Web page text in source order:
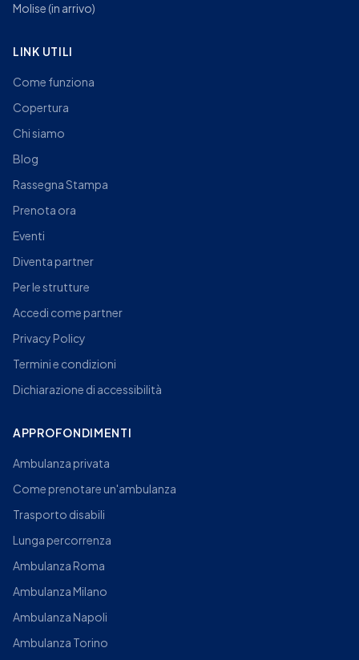
Molise(in arrivo)
LINK UTILI
Come funziona
Copertura
Chi siamo
Blog
Rassegna Stampa
Prenota ora
Eventi
Diventa partner
Per le strutture
Accedi come partner
Privacy Policy
Termini e condizioni
Dichiarazione di accessibilità
APPROFONDIMENTI
Ambulanza privata
Come prenotare un'ambulanza
Trasporto disabili
Lunga percorrenza
Ambulanza Roma
Ambulanza Milano
Ambulanza Napoli
Ambulanza Torino